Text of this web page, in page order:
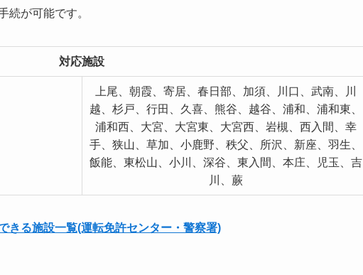
続が可能です。
対応施設
上尾、朝霞、寄居、春日部、加須、川口、武南、川
越、杉戸、行田、久喜、熊谷、越谷、浦和、浦和東、
浦和西、大宮、大宮東、大宮西、岩槻、西入間、幸
手、狭山、草加、小鹿野、秩父、所沢、新座、羽生、
飯能、東松山、小川、深谷、東入間、本庄、児玉、吉
川、蕨
きる施設一覧(運転免許センター・警察署)